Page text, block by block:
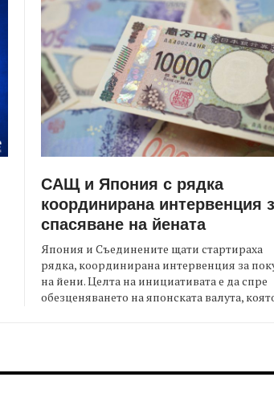
САЩ и Япония с рядка
координирана интервенция
спасяване на йената
Япония и Съединените щати стартираха
рядка, координирана интервенция за
на йени. Целта на инициативата е да спре
обезценяването на японската валута,